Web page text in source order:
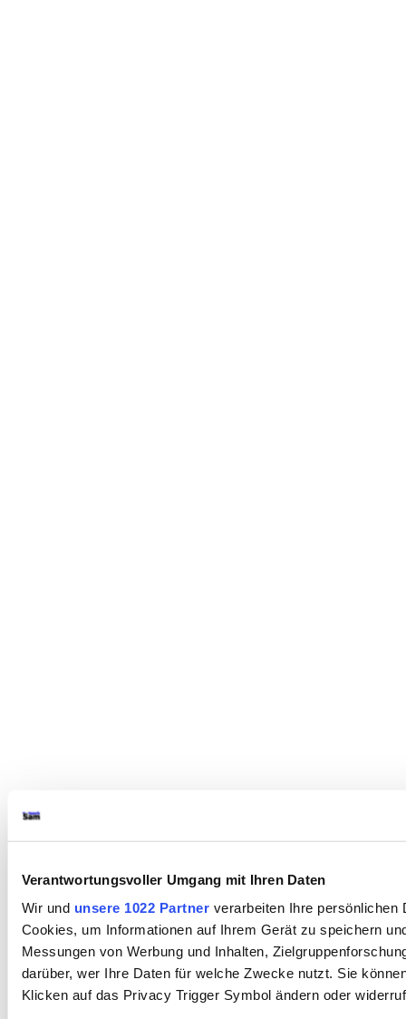
Verantwortungsvoller Umgang mit Ihren Daten
Wir und unsere 1022 Partnerverarbeiten Ihre persönlichen
Cookies, um Informationen auf Ihrem Gerät zu speichern
Messungen von Werbung und Inhalten,
darüber, wer Ihre Daten für welche Zwecke nutzt. Sie
Klicken auf das Privacy Trigger Symbol ändern oder